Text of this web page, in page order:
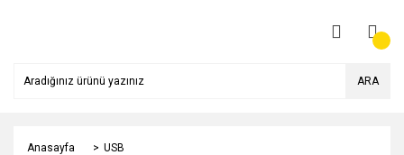
ARA
Anasayfa USB